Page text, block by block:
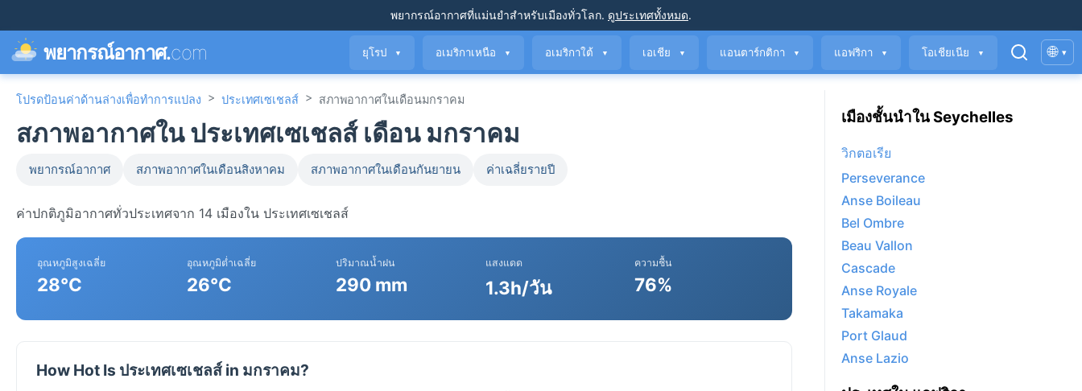
พยากรณ์อากาศที่แม่นยำสำหรับเมืองทั่วโลก. ดูประเทศทั้งหมด.
พยากรณ์อากาศ.com ยุโรป ▼ อเมริกาเหนือ ▼ อเมริกาใต้ ▼ เอเชีย ▼ แอนตาร์กติกา ▼ แอฟริกา ▼ โอเชียเนีย ▼ 🌐 ▾
โปรดป้อนค่าด้านล่างเพื่อทำการแปลง > ประเทศเซเชลส์ > สภาพอากาศในเดือนมกราคม
สภาพอากาศใน ประเทศเซเชลส์ เดือน มกราคม
พยากรณ์อากาศ สภาพอากาศในเดือนสิงหาคม สภาพอากาศในเดือนกันยายน ค่าเฉลี่ยรายปี
ค่าปกติภูมิอากาศทั่วประเทศจาก 14 เมืองใน ประเทศเซเชลส์
อุณหภูมิสูงเฉลี่ย
28°C
อุณหภูมิต่ำเฉลี่ย
26°C
ปริมาณน้ำฝน
290 mm
แสงแดด
1.3h/วัน
ความชื้น
76%
How Hot Is ประเทศเซเชลส์ in มกราคม?
เมืองชั้นนำใน Seychelles
วิกตอเรีย
Perseverance
Anse Boileau
Bel Ombre
Beau Vallon
Cascade
Anse Royale
Takamaka
Port Glaud
Anse Lazio